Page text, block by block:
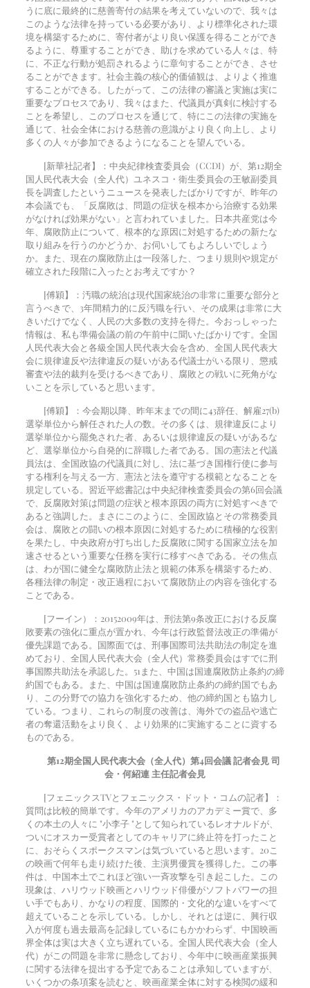
うに底に最終的に慈善寄付の結果を考えていないので、我々は
このような法律を持っている必要があり、より標準化された環
境を構築するために、寄付者がより良い保護を得ることができ
るように、尊重することができ、助けを求めている人々は、特
に、不正な行動が処罰されるように章句することができ、させ
ることができます。社会主義の核心的価値観は、よりよく推進
することができる。したがって、この法律の審議と実施は実に
重要なプロセスであり、我々はまた、代議員が真剣に検討する
ことを希望し、このプロセスを通じて、特にこの法律の実施を
通じて、社会全体における慈善の意識がより良く向上し、より
多くの人々が参加できるようになることを望んでいる。
[新華社記者】：中央紀律検査委員会（CCDI）が、第12期全
国人民代表大会（全人代）ユネスコ・衛生委員会の王敏副委員
長を調査したというニュースを発表したばかりですが、昨年の
本会議でも、「反腐敗は、問題の症状を根本から治療する効果
がなければ効果がない」と言われていました。日本共産党は今
年、腐敗防止について、根本的な原因に対処するための新たな
取り組みを行うのかどうか、お伺いしてもよろしいでしょう
か。また、現在の腐敗防止は一段落した、つまり規則や規定が
確立された段階に入ったとお考えですか？
[傅穎】：汚職の統治は現代国家統治の非常に重要な部分と
言うべきで、3年間精力的に反汚職を行い、その成果は非常に大
きいだけでなく、人民の大多数の支持を得た。今おっしゃった
情報は、私も準備会議の前の午前中に聞いたばかりです。全国
人民代表大会と各級全国人民代表大会を含め、全国人民代表大
会に規律違反や法律違反の疑いがある代議士がいる限り、懲戒
審査や法的裁判を受けるべきであり、腐敗との戦いに死角がな
いことを示していると思います。
[傅穎】：今会期以降、昨年末までの間に43辞任、解雇27(b)
選挙単位から解任された人の数。その多くは、規律違反により
選挙単位から罷免された者、あるいは規律違反の疑いがあるな
ど、選挙単位から自発的に辞職した者である。国の憲法と代議
員法は、全国政協の代議員に対し、法に基づき国権行使に参与
する権利を与える一方、憲法と法を遵守する模範となることを
規定している。習近平総書記は中央紀律検査委員会の第6回会議
で、反腐敗対策は問題の症状と根本原因の両方に対処すべきで
あると強調した。まさにこのように、全国政協とその常務委員
会は、腐敗との闘いの根本原因に対処するために積極的な役割
を果たし、中央政府が打ち出した反腐敗に関する国家立法を加
速させるという重要な任務を実行に移すべきである。その焦点
は、わが国に健全な腐敗防止法と規範の体系を構築するため、
各種法律の制定・改正過程において腐敗防止の内容を強化する
ことである。
[フーイン）： 20152009年は、刑法第9条改正における反腐
敗要素の強化に重点が置かれ、今年は行政監督法改正の準備が
優先課題である。国際面では、刑事国際司法共助法の制定を進
めており、全国人民代表大会（全人代）常務委員会はすでに刑
事国際共助法を承認した。 51 また、中国は国連腐敗防止条約の締
約国でもある。また、中国は国連腐敗防止条約の締約国でもあ
り、この分野での協力を強化するため、他の締約国とも協力し
ている。つまり、これらの制度の改善は、海外での盗品や逃亡
者の奪還活動をより良く、より効果的に実施することに資する
ものである。
第12期全国人民代表大会（全人代）第4回会議 記者会見 司
会・何紹連 主任記者会見
[フェニックスTVとフェニックス・ドット・コムの記者】：
質問は比較的簡単です。今年のアメリカのアカデミー賞で、多
くの本土の人々に "小李子 "として知られているレオナルドが、
ついにオスカー受賞者としてのキャリアに終止符を打ったこと
に、おそらくスポークスマンは気づいていると思います。 20 こ
の映画で何年も走り続けた後、主演男優賞を獲得した。この事
件は、中国本土でこれほど強い一斉攻撃を引き起こした。この
現象は、ハリウッド映画とハリウッド俳優がソフトパワーの担
い手でもあり、かなりの程度、国際的・文化的な違いをすべて
超えていることを示している。しかし、それとは逆に、興行収
入が何度も過去最高を記録しているにもかかわらず、中国映画
界全体は実は大きく立ち遅れている。全国人民代表大会（全人
代）がこの問題を非常に懸念しており、今年中に映画産業振興
に関する法律を提出する予定であることは承知していますが、
いくつかの条項案を読むと、映画産業全体に対する検閲の緩和